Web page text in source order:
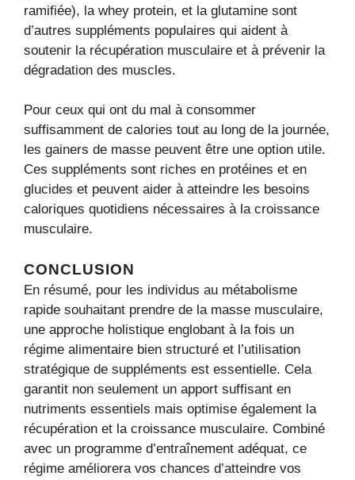
ramifiée), la whey protein, et la glutamine sont
d’autres suppléments populaires qui aident à
soutenir la récupération musculaire et à prévenir la
dégradation des muscles.
Pour ceux qui ont du mal à consommer
suffisamment de calories tout au long de la journée,
les gainers de masse peuvent être une option utile.
Ces suppléments sont riches en protéines et en
glucides et peuvent aider à atteindre les besoins
caloriques quotidiens nécessaires à la croissance
musculaire.
CONCLUSION
En résumé, pour les individus au métabolisme
rapide souhaitant prendre de la masse musculaire,
une approche holistique englobant à la fois un
régime alimentaire bien structuré et l’utilisation
stratégique de suppléments est essentielle. Cela
garantit non seulement un apport suffisant en
nutriments essentiels mais optimise également la
récupération et la croissance musculaire. Combiné
avec un programme d’entraînement adéquat, ce
régime améliorera vos chances d’atteindre vos